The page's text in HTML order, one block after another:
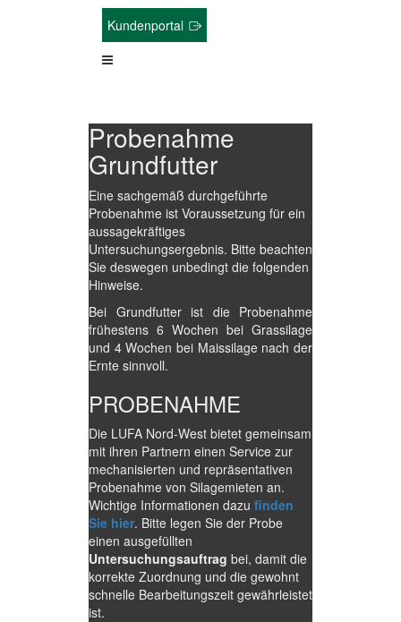
Kundenportal
Probenahme
Grundfutter
Eine sachgemäß durchgeführte
Probenahme ist Voraussetzung für ein
aussagekräftiges
Untersuchungsergebnis. Bitte beachten
Sie deswegen unbedingt die folgenden
Hinweise.
Bei Grundfutter ist die Probenahme
frühestens 6 Wochen bei Grassilage
und 4 Wochen bei Maissilage nach der
Ernte sinnvoll.
PROBENAHME
Die LUFA Nord-West bietet gemeinsam
mit ihren Partnern einen Service zur
mechanisierten und repräsentativen
Probenahme von Silagemieten an.
Wichtige Informationen dazu finden
Sie hier. Bitte legen Sie der Probe
einen ausgefüllten
Untersuchungsauftrag bei, damit die
korrekte Zuordnung und die gewohnt
schnelle Bearbeitungszeit gewährleistet
ist.